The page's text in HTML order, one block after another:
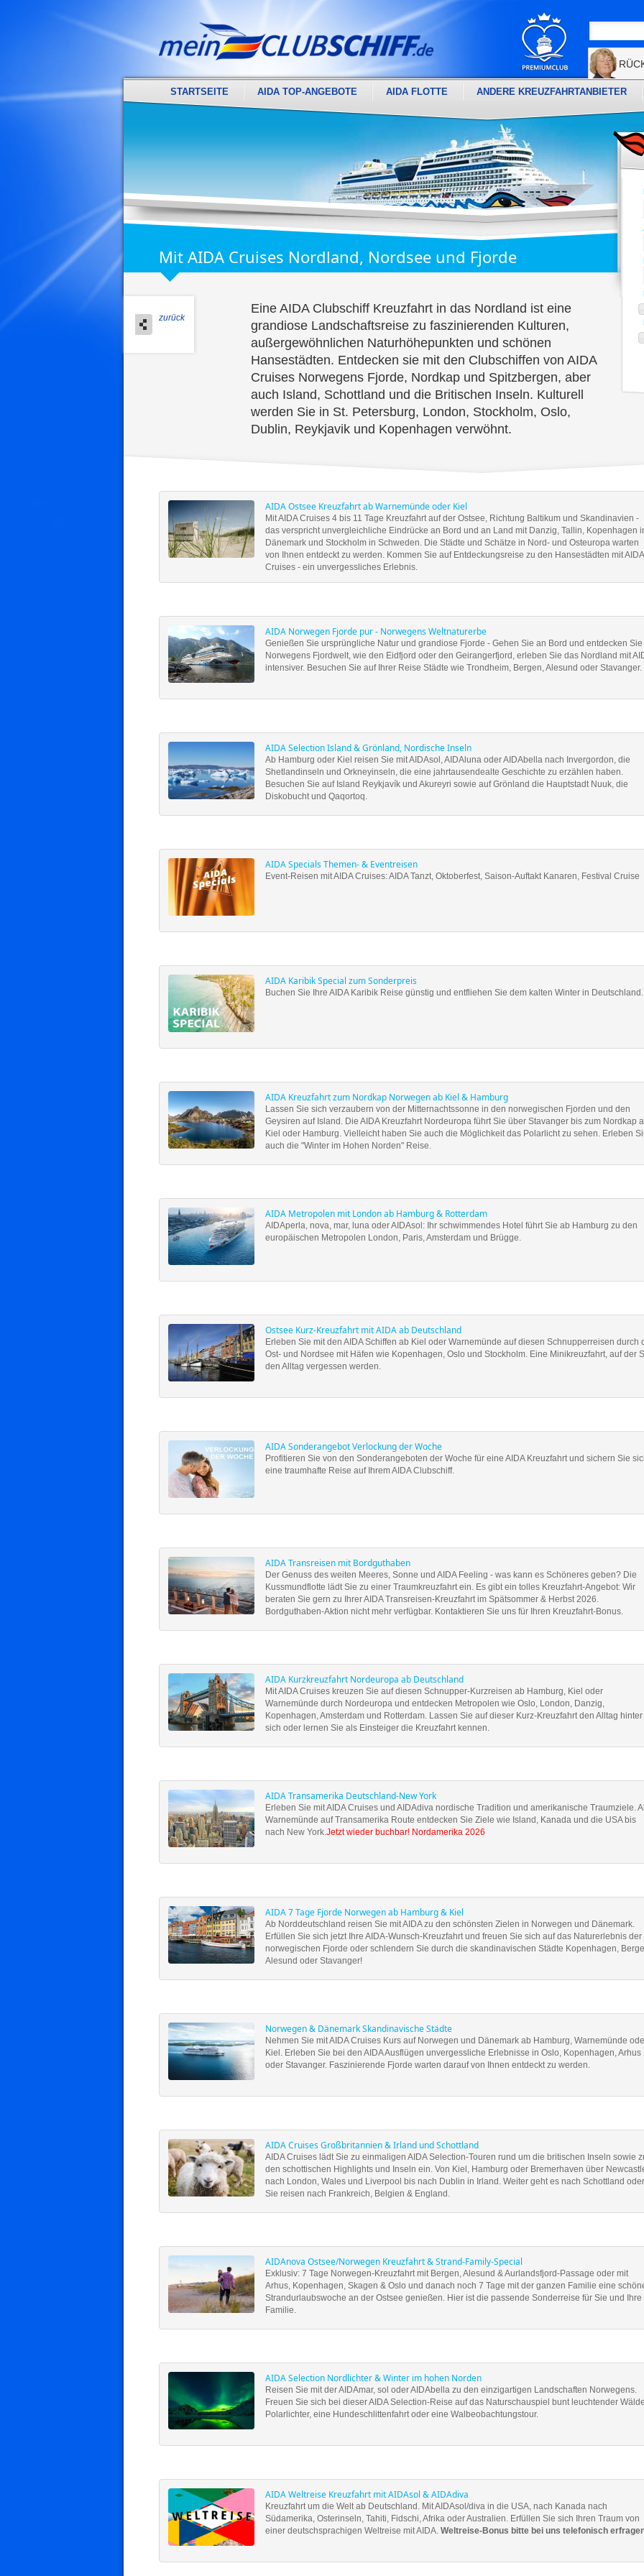
STARTSEITE AIDA TOP-ANGEBOTE AIDA FLOTTE ANDERE KREUZFAHRTANBIETER
Mit AIDA Cruises Nordland, Nordsee und Fjorde
zurück
Eine AIDA Clubschiff Kreuzfahrt in das Nordland ist eine
grandiose Landschaftsreise zu faszinierenden Kulturen,
außergewöhnlichen Naturhöhepunkten und schönen
Hansestädten. Entdecken sie mit den Clubschiffen von AIDA
Cruises Norwegens Fjorde, Nordkap und Spitzbergen, aber
auch Island, Schottland und die Britischen Inseln. Kulturell
werden Sie in St. Petersburg, London, Stockholm, Oslo,
Dublin, Reykjavik und Kopenhagen verwöhnt.
AIDA Ostsee Kreuzfahrt ab Warnemünde oder Kiel
Mit AIDA Cruises 4 bis 11 Tage Kreuzfahrt auf der Ostsee, Richtung Baltikum und Skandinavien -
das verspricht unvergleichliche Eindrücke an Bord und an Land mit Danzig, Tallin, Kopenhagen
Dänemark und Stockholm in Schweden. Die Städte und Schätze in Nord- und Osteuropa warten
von Ihnen entdeckt zu werden. Kommen Sie auf Entdeckungsreise zu den Hansestädten mit AIDA
Cruises - ein unvergessliches Erlebnis.
AIDA Norwegen Fjorde pur - Norwegens Weltnaturerbe
Genießen Sie ursprüngliche Natur und grandiose Fjorde - Gehen Sie an Bord und entdecken Sie
Norwegens Fjordwelt, wie den Eidfjord oder den Geirangerfjord, erleben Sie das Nordland mit
intensiver. Besuchen Sie auf Ihrer Reise Städte wie Trondheim, Bergen, Alesund oder Stavanger.
AIDA Selection Island & Grönland, Nordische Inseln
Ab Hamburg oder Kiel reisen Sie mit AIDAsol, AIDAluna oder AIDAbella nach Invergordon, die
Shetlandinseln und Orkneyinseln, die eine jahrtausendealte Geschichte zu erzählen haben.
Besuchen Sie auf Island Reykjavík und Akureyri sowie auf Grönland die Hauptstadt Nuuk, die
Diskobucht und Qaqortoq.
AIDA Specials Themen- & Eventreisen
Event-Reisen mit AIDA Cruises: AIDA Tanzt, Oktoberfest, Saison-Auftakt Kanaren, Festival Cruise
AIDA Karibik Special zum Sonderpreis
Buchen Sie Ihre AIDA Karibik Reise günstig und entfliehen Sie dem kalten Winter in Deutschland.
AIDA Kreuzfahrt zum Nordkap Norwegen ab Kiel & Hamburg
Lassen Sie sich verzaubern von der Mitternachtssonne in den norwegischen Fjorden und den
Geysiren auf Island. Die AIDA Kreuzfahrt Nordeuropa führt Sie über Stavanger bis zum Nordkap
Kiel oder Hamburg. Vielleicht haben Sie auch die Möglichkeit das Polarlicht zu sehen. Erleben
auch die "Winter im Hohen Norden" Reise.
AIDA Metropolen mit London ab Hamburg & Rotterdam
AIDAperla, nova, mar, luna oder AIDAsol: Ihr schwimmendes Hotel führt Sie ab Hamburg zu den
europäischen Metropolen London, Paris, Amsterdam und Brügge.
Ostsee Kurz-Kreuzfahrt mit AIDA ab Deutschland
Erleben Sie mit den AIDA Schiffen ab Kiel oder Warnemünde auf diesen Schnupperreisen durch
Ost- und Nordsee mit Häfen wie Kopenhagen, Oslo und Stockholm. Eine Minikreuzfahrt, auf der
den Alltag vergessen werden.
AIDA Sonderangebot Verlockung der Woche
Profitieren Sie von den Sonderangeboten der Woche für eine AIDA Kreuzfahrt und sichern Sie
eine traumhafte Reise auf Ihrem AIDA Clubschiff.
AIDA Transreisen mit Bordguthaben
Der Genuss des weiten Meeres, Sonne und AIDA Feeling - was kann es Schöneres geben? Die
Kussmundflotte lädt Sie zu einer Traumkreuzfahrt ein. Es gibt ein tolles Kreuzfahrt-Angebot: Wir
beraten Sie gern zu Ihrer AIDA Transreisen-Kreuzfahrt im Spätsommer & Herbst 2026.
Bordguthaben-Aktion nicht mehr verfügbar. Kontaktieren Sie uns für Ihren Kreuzfahrt-Bonus.
AIDA Kurzkreuzfahrt Nordeuropa ab Deutschland
Mit AIDA Cruises kreuzen Sie auf diesen Schnupper-Kurzreisen ab Hamburg, Kiel oder
Warnemünde durch Nordeuropa und entdecken Metropolen wie Oslo, London, Danzig,
Kopenhagen, Amsterdam und Rotterdam. Lassen Sie auf dieser Kurz-Kreuzfahrt den Alltag hinter
sich oder lernen Sie als Einsteiger die Kreuzfahrt kennen.
AIDA Transamerika Deutschland-New York
Erleben Sie mit AIDA Cruises und AIDAdiva nordische Tradition und amerikanische Traumziele.
Warnemünde auf Transamerika Route entdecken Sie Ziele wie Island, Kanada und die USA bis
nach New York.Jetzt wieder buchbar! Nordamerika 2026
AIDA 7 Tage Fjorde Norwegen ab Hamburg & Kiel
Ab Norddeutschland reisen Sie mit AIDA zu den schönsten Zielen in Norwegen und Dänemark.
Erfüllen Sie sich jetzt Ihre AIDA-Wunsch-Kreuzfahrt und freuen Sie sich auf das Naturerlebnis der
norwegischen Fjorde oder schlendern Sie durch die skandinavischen Städte Kopenhagen,
Alesund oder Stavanger!
Norwegen & Dänemark Skandinavische Städte
Nehmen Sie mit AIDA Cruises Kurs auf Norwegen und Dänemark ab Hamburg, Warnemünde
Kiel. Erleben Sie bei den AIDA Ausflügen unvergessliche Erlebnisse in Oslo, Kopenhagen, Arhus
oder Stavanger. Faszinierende Fjorde warten darauf von Ihnen entdeckt zu werden.
AIDA Cruises Großbritannien & Irland und Schottland
AIDA Cruises lädt Sie zu einmaligen AIDA Selection-Touren rund um die britischen Inseln sowie
den schottischen Highlights und Inseln ein. Von Kiel, Hamburg oder Bremerhaven über
nach London, Wales und Liverpool bis nach Dublin in Irland. Weiter geht es nach Schottland oder
Sie reisen nach Frankreich, Belgien & England.
AIDAnova Ostsee/Norwegen Kreuzfahrt & Strand-Family-Special
Exklusiv: 7 Tage Norwegen-Kreuzfahrt mit Bergen, Alesund & Aurlandsfjord-Passage oder mit
Arhus, Kopenhagen, Skagen & Oslo und danach noch 7 Tage mit der ganzen Familie eine
Strandurlaubswoche an der Ostsee genießen. Hier ist die passende Sonderreise für Sie und Ihre
Familie.
AIDA Selection Nordlichter & Winter im hohen Norden
Reisen Sie mit der AIDAmar, sol oder AIDAbella zu den einzigartigen Landschaften Norwegens.
Freuen Sie sich bei dieser AIDA Selection-Reise auf das Naturschauspiel bunt leuchtender
Polarlichter, eine Hundeschlittenfahrt oder eine Walbeobachtungstour.
AIDA Weltreise Kreuzfahrt mit AIDAsol & AIDAdiva
Kreuzfahrt um die Welt ab Deutschland. Mit AIDAsol/diva in die USA, nach Kanada nach
Südamerika, Osterinseln, Tahiti, Fidschi, Afrika oder Australien. Erfüllen Sie sich Ihren Traum von
einer deutschsprachigen Weltreise mit AIDA. Weltreise-Bonus bitte bei uns telefonisch